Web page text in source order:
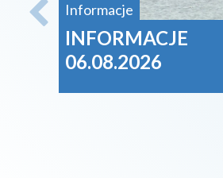
Informacje
INFORMACJE
06.08.2026